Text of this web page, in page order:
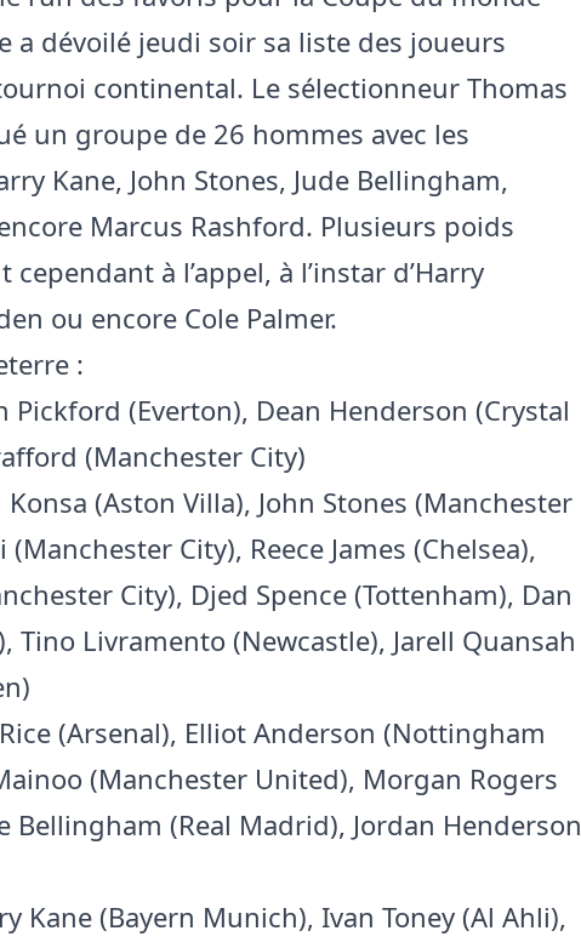
a dévoilé jeudi soir sa liste des joueurs
continental. Le sélectionneur Thomas
un groupe de 26 hommes avec les
Kane, John Stones, Jude Bellingham,
Marcus Rashford. Plusieurs poids
à l’appel, à l’instar d’Harry
ou encore Cole Palmer.
:
Pickford (Everton), Dean Henderson (Crystal
(Manchester City)
Konsa (Aston Villa), John Stones (Manchester
City), Reece James (Chelsea),
City), Djed Spence (Tottenham), Dan
Tino Livramento (Newcastle), Jarell Quansah
(Arsenal), Elliot Anderson (Nottingham
(Manchester United), Morgan Rogers
Bellingham (Real Madrid), Jordan Henderson
Kane (Bayern Munich), Ivan Toney (Al Ahli),